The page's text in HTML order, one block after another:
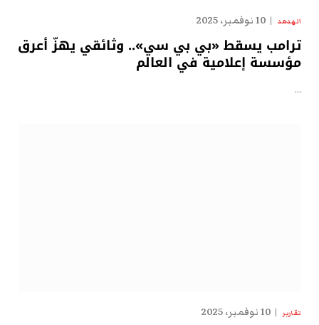
الهدهد 10 نوفمبر، 2025
ترامب يسقط «بي بي سي».. وثائقي يهزّ أعرق
مؤسسة إعلامية في العالم
…
تقارير 10 نوفمبر، 2025